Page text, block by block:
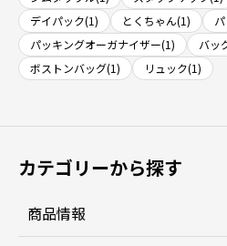
デイパック(1)
とくちゃん(1)
パッキングオーガナイザー(1)
バッ
ボストンバッグ(1)
リュック(1)
カテゴリーから探す
商品情報